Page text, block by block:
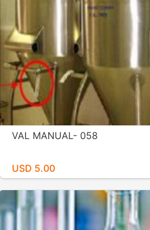
VAL MANUAL- 058
USD 5.00